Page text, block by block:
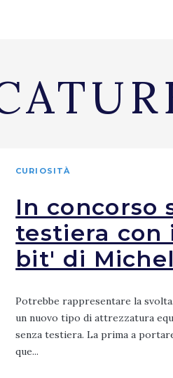
CURIOSITÀ
In concorso
testiera con
bit' di
Potrebbe rappresentare la
un nuovo tipo di attrezzatura
senza testiera. La prima a
que...